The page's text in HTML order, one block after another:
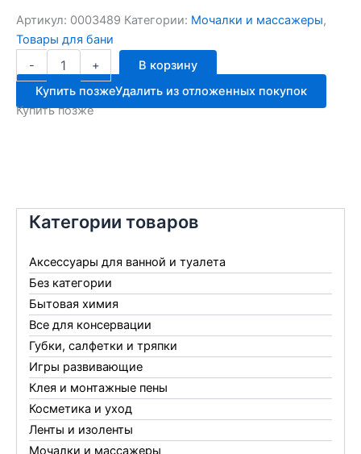
Категории товаров
Аксессуары для ванной и туалета
Без категории
Бытовая химия
Все для консервации
Губки, салфетки и тряпки
Игры развивающие
Клея и монтажные пены
Косметика и уход
Ленты и изоленты
Мочалки и массажеры
Артикул: 0003489 Категории: Мочалки и массажеры,
Товары для бани
-
Количество
товара
Мочалка
банная
/RELAX/
+
В корзину
Купить позжеУдалить из отложенных покупок
Купить позже